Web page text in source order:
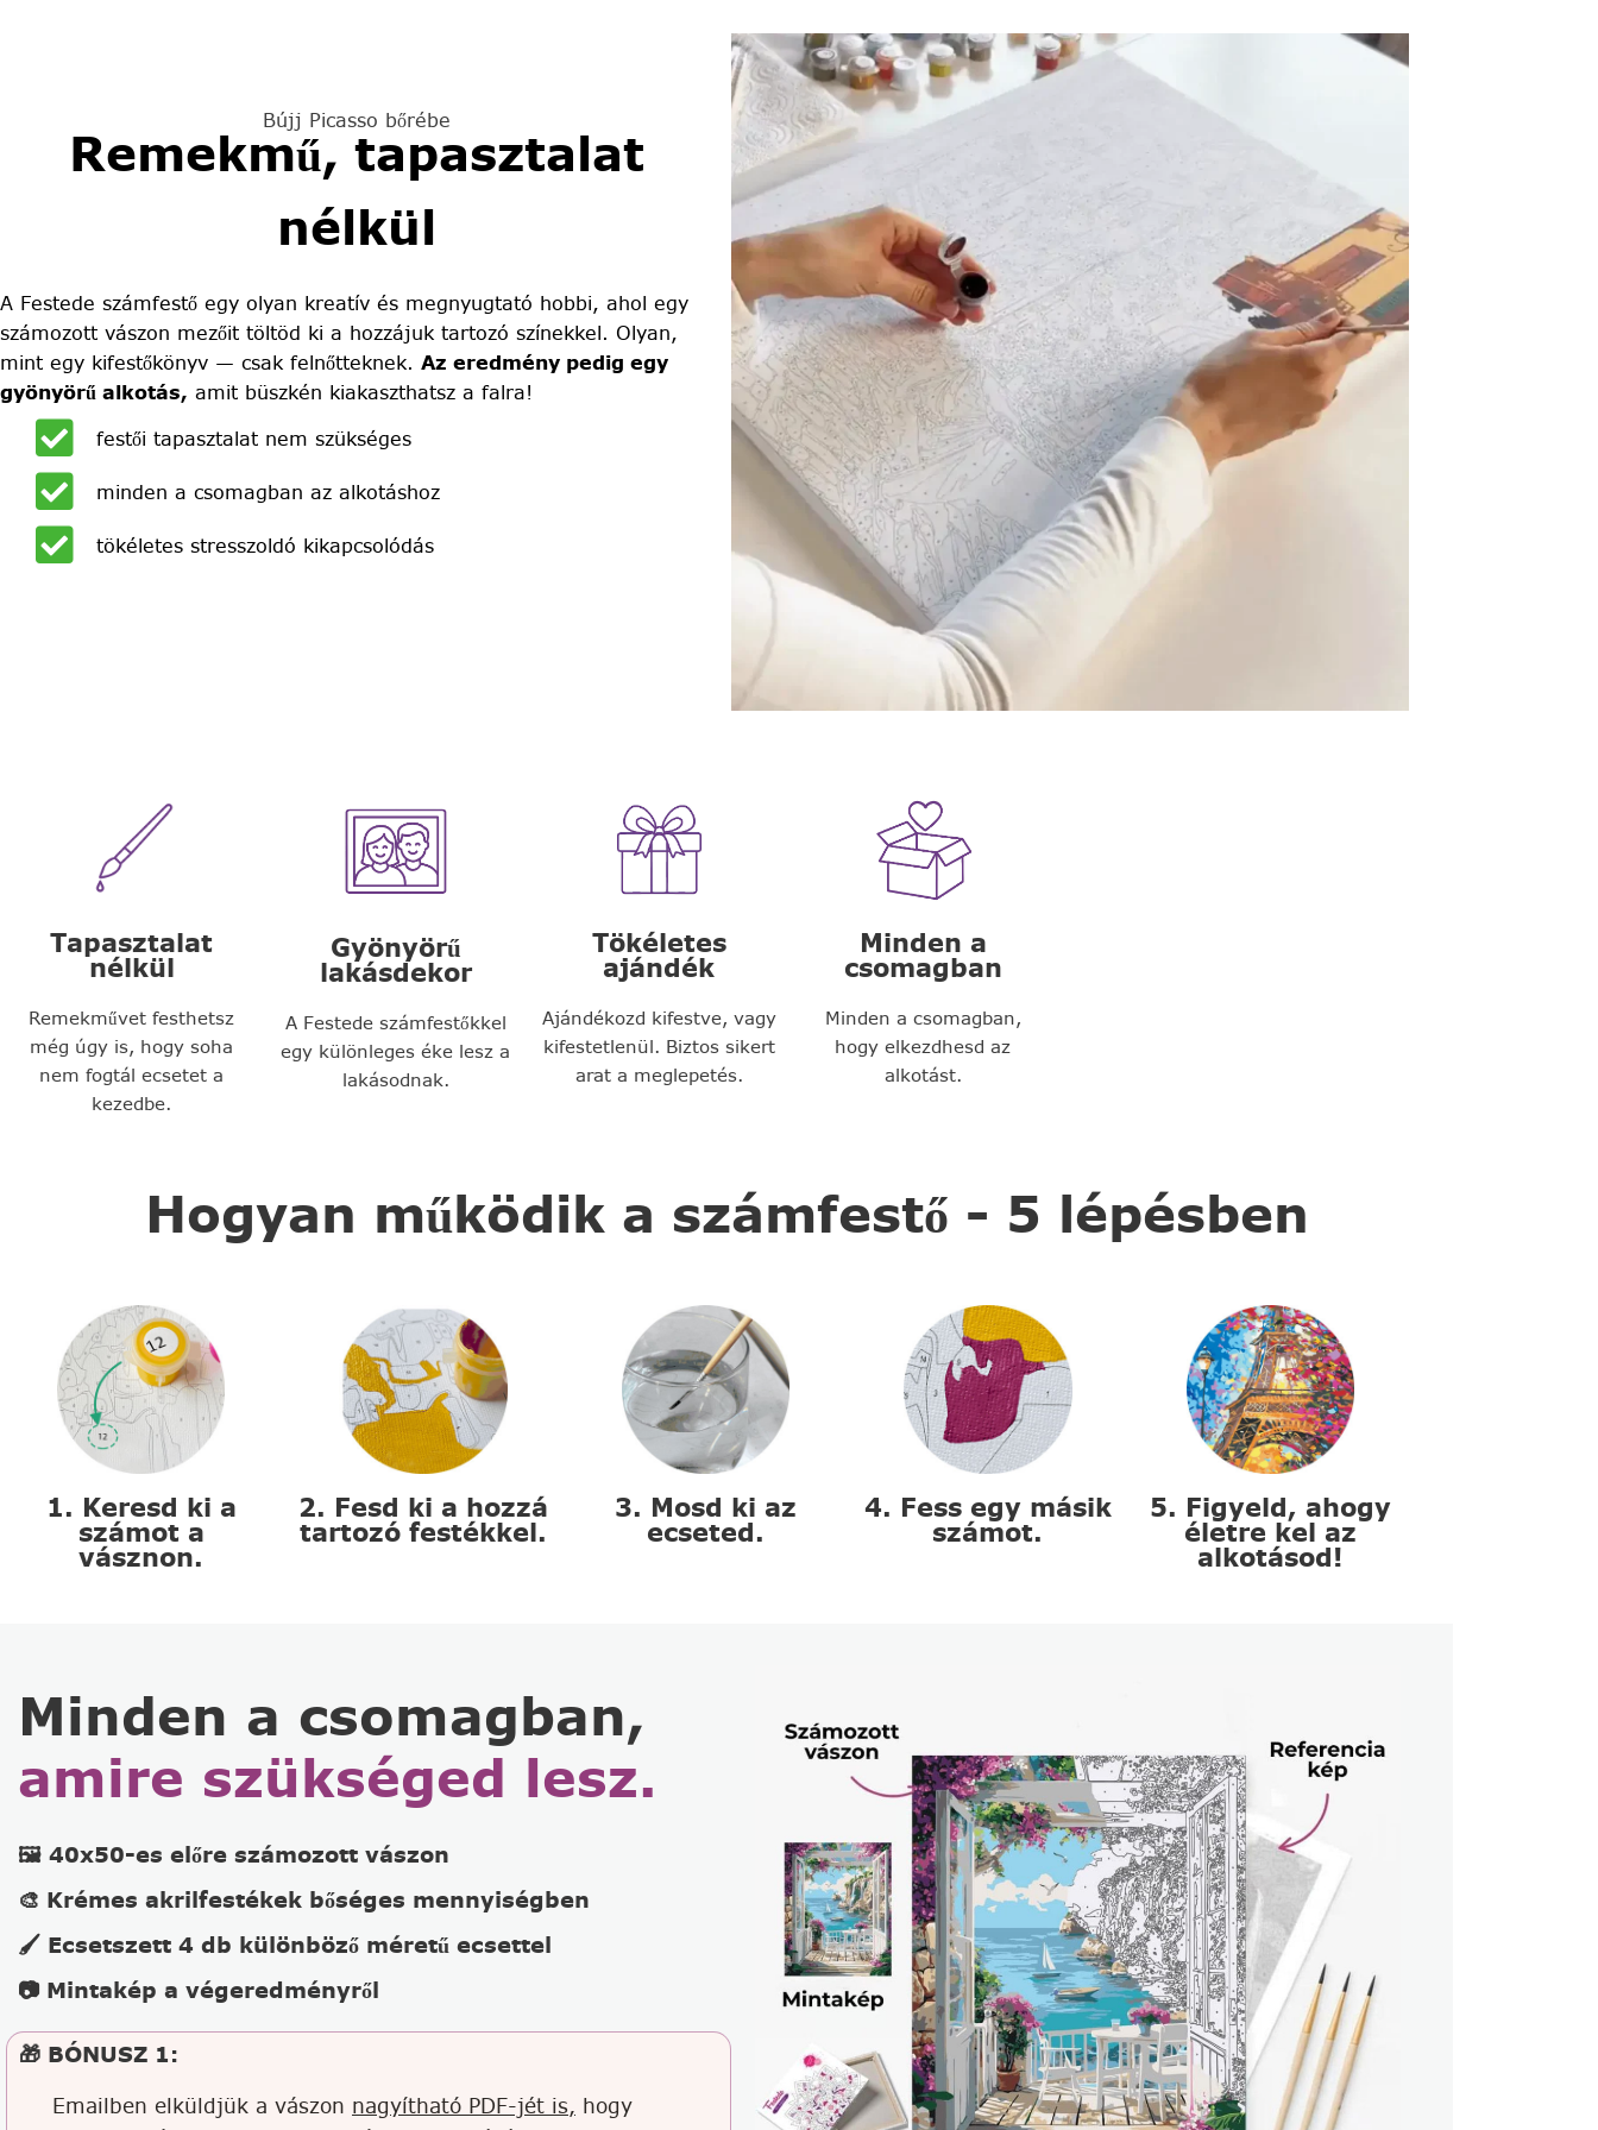
Bújj Picasso bőrébe
Remekmű, tapasztalat
nélkül
A Festede számfestő egy olyan kreatív és megnyugtató hobbi, ahol egy
számozott vászon mezőit töltöd ki a hozzájuk tartozó színekkel. Olyan,
mint egy kifestőkönyv — csak felnőtteknek. Az eredmény pedig egy
gyönyörű alkotás, amit büszkén kiakaszthatsz a falra!
festői tapasztalat nem szükséges
minden a csomagban az alkotáshoz
tökéletes stresszoldó kikapcsolódás
Tapasztalat
nélkül
Remekművet festhetsz
még úgy is, hogy soha
nem fogtál ecsetet a
kezedbe.
Gyönyörű
lakásdekor
A Festede számfestőkkel
egy különleges éke lesz a
lakásodnak.
Tökéletes
ajándék
Ajándékozd kifestve, vagy
kifestetlenül. Biztos sikert
arat a meglepetés.
Minden a
csomagban
Minden a csomagban,
hogy elkezdhesd az
alkotást.
Hogyan működik a számfestő - 5 lépésben
1. Keresd ki a
számot a
vásznon.
2. Fesd ki a hozzá
tartozó festékkel.
3. Mosd ki az
ecseted.
4. Fess egy másik
számot.
5. Figyeld, ahogy
életre kel az
alkotásod!
Minden a csomagban,
amire szükséged lesz.
🖼️ 40x50-es előre számozott vászon
🎨 Krémes akrilfestékek bőséges mennyiségben
🖌️ Ecsetszett 4 db különböző méretű ecsettel
📷 Mintakép a végeredményről
🎁 BÓNUSZ 1:
Emailben elküldjük a vászon nagyítható PDF-jét is, hogy